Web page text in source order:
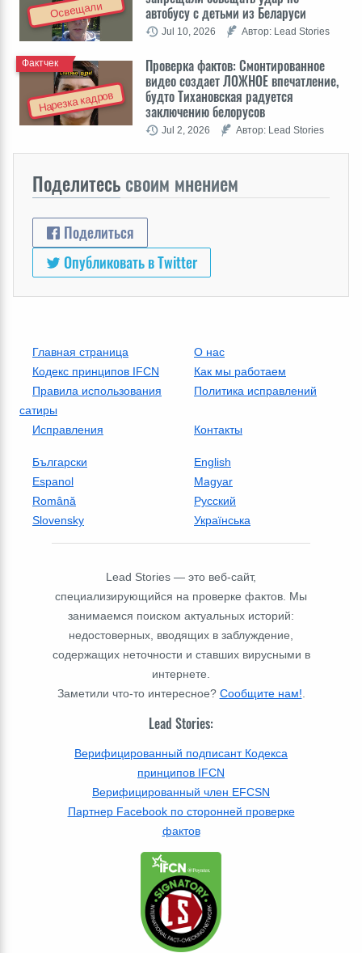
Освещали автобусу с детьми из Беларуси
Jul 10, 2026 Автор: Lead Stories
Нарезка кадров
Проверка фактов: Cмонтированное
видео создает ЛОЖНОЕ впечатление,
будто Тихановская радуется
заключению белорусов
Фактчек
Jul 2, 2026 Автор: Lead Stories
Поделитесь своим мнением
Поделиться
Опубликовать в Twitter
Главная страница
О нас
Кодекс принципов IFCN
Как мы работаем
Правила использования
сатиры
Политика исправлений
Исправления Контакты
Български
English
Espanol
Magyar
Română
Русский
Slovensky
Українська
Lead Stories — это веб-сайт,
специализирующийся на проверке фактов. Мы
занимаемся поиском актуальных историй:
недостоверных, вводящих в заблуждение,
содержащих неточности и ставших вирусными в
интернете.
Заметили что-то интересное? Сообщите нам!
Lead Stories:
Верифицированный подписант Кодекса
принципов IFCN
Верифицированный член EFCSN
Партнер Facebook по сторонней проверке
фактов